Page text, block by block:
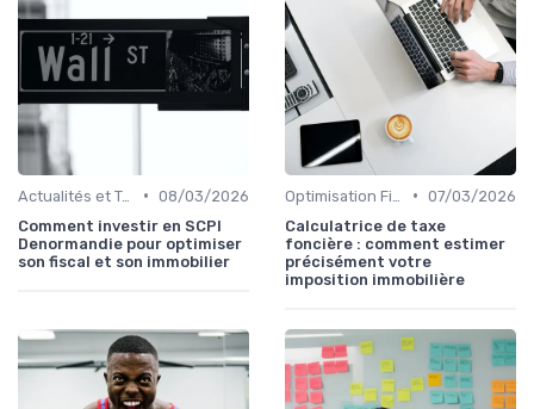
Actualités et Tendances Financières • 08/03/2026
Comment investir en SCPI
Denormandie pour optimiser
son fiscal et son immobilier
• 07/03/2026
Calculatrice de taxe
foncière : comment estimer
précisément votre
imposition immobilière